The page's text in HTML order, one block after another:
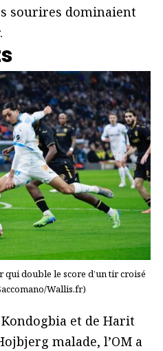
sourires dominaient
double le score d’un tir croisé
Wallis.fr)
et de Harit
malade, l’OM a